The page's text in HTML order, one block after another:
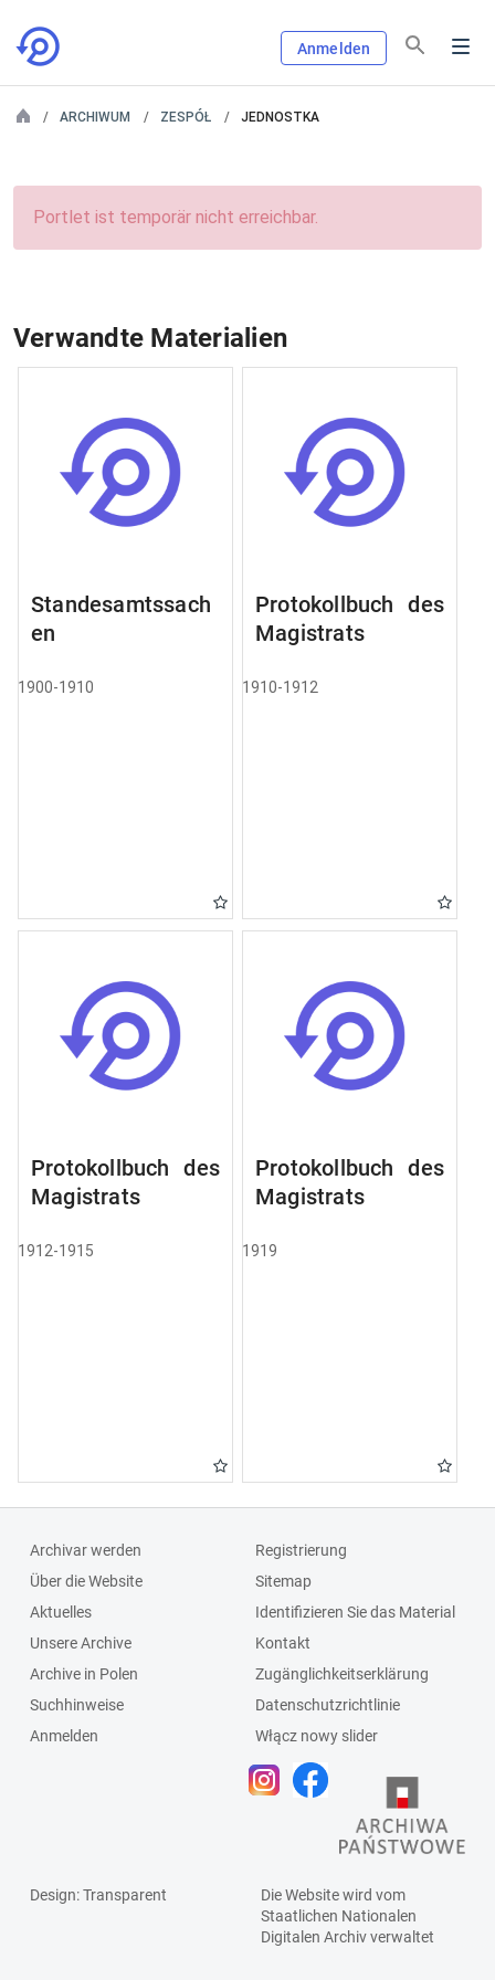
Anmelden
ARCHIWUM ZESPÓŁ JEDNOSTKA
Portlet ist temporär nicht erreichbar.
Verwandte Materialien
Standesamtssach
en
1900-1910
Protokollbuch des
Magistrats
1910-1912
Protokollbuch des
Magistrats
1912-1915
Protokollbuch des
Magistrats
1919
Archivar werden
Über die Website
Aktuelles
Unsere Archive
Archive in Polen
Suchhinweise
Anmelden
Registrierung
Sitemap
Identifizieren Sie das Material
Kontakt
Zugänglichkeitserklärung
Datenschutzrichtlinie
Włącz nowy slider
Design: Transparent
Die Website wird vom
Staatlichen Nationalen
Digitalen Archivverwaltet